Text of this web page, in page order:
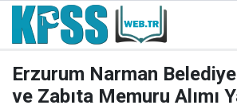
Erzurum Narman
ve Zabıta Memuru Alımı